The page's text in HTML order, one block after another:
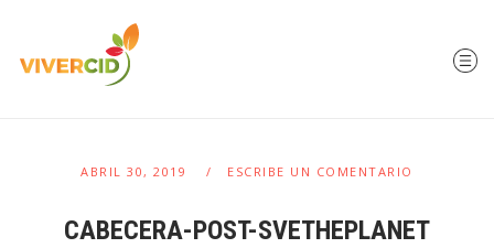
ABRIL 30, 2019 ESCRIBE UN COMENTARIO
CABECERA-POST-SVETHEPLANET